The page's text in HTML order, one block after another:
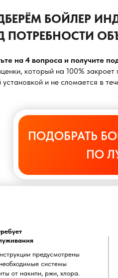
на 4 вопроса и получите
который на 100%
установкой и не сломается в
БОЙЛЕР
ПОТРЕБНОСТИ
предусмотрены
системы
от накипи, ржи, хлора.
ПОДОБРАТЬ
ПО